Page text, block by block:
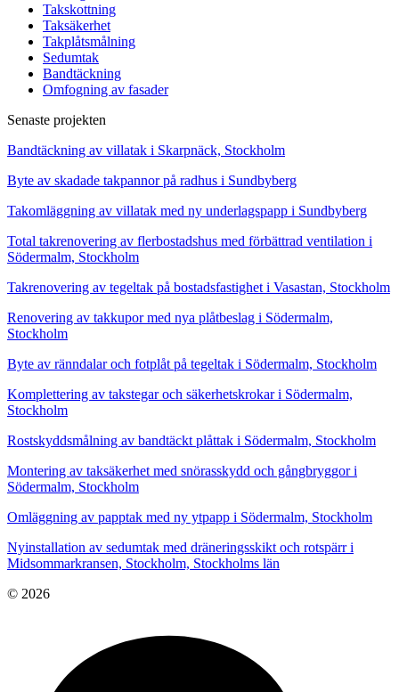
Takskottning
Taksäkerhet
Takplåtsmålning
Sedumtak
Bandtäckning
Omfogning av fasader
Senaste projekten
Bandtäckning av villatak i Skarpnäck, Stockholm
Byte av skadade takpannor på radhus i Sundbyberg
Takomläggning av villatak med ny underlagspapp i Sundbyberg
Total takrenovering av flerbostadshus med förbättrad ventilation i
Södermalm, Stockholm
Takrenovering av tegeltak på bostadsfastighet i Vasastan, Stockholm
Renovering av takkupor med nya plåtbeslag i Södermalm,
Stockholm
Byte av ränndalar och fotplåt på tegeltak i Södermalm, Stockholm
Komplettering av takstegar och säkerhetskrokar i Södermalm,
Stockholm
Rostskyddsmålning av bandtäckt plåttak i Södermalm, Stockholm
Montering av taksäkerhet med snörasskydd och gångbryggor i
Södermalm, Stockholm
Omläggning av papptak med ny ytpapp i Södermalm, Stockholm
Nyinstallation av sedumtak med dräneringsskikt och rotspärr i
Midsommarkransen, Stockholm, Stockholms län
© 2026